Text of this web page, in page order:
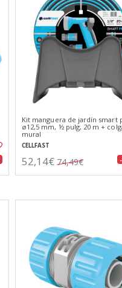
Kit manguera de jardín smart
ø12,5 mm, ½ pulg, 20 m +
mural
CELLFAST
52,14€ 74,49€